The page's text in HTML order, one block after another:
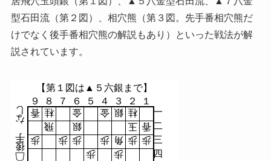
型石田流（第２図）、相穴熊（第３図。先手番相穴熊だ
けでなく後手番相穴熊の解説もあり）といった戦法が解
説されています。
【第１図は▲５六銀まで】
９
一
８
二
７
三
６
四
５ ４ ３ ２ １
香 桂 金 金 銀 桂
飛
銀 玉 香
歩
歩 歩 歩 角 歩 歩
歩
歩
し
な
手
後